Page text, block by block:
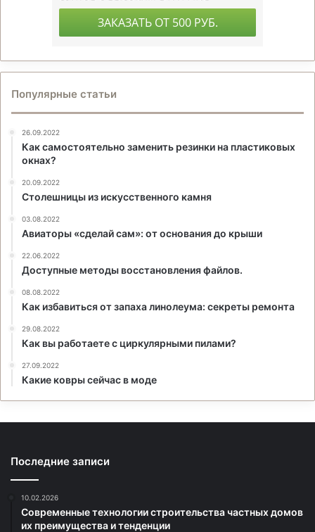
Популярные статьи
26.09.2022
Как самостоятельно заменить резинки на пластиковых
окнах?
20.09.2022
Столешницы из искусственного камня
03.08.2022
Авиаторы «сделай сам»: от основания до крыши
22.06.2022
Доступные методы восстановления файлов.
08.08.2022
Как избавиться от запаха линолеума: секреты ремонта
29.08.2022
Как вы работаете с циркулярными пилами?
27.09.2022
Какие ковры сейчас в моде
Последние записи
10.02.2026
Современные технологии строительства частных домов
их преимущества и тенденции